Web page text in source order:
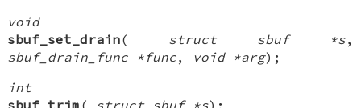
void
sbuf_set_drain( struct sbuf *s,
sbuf_drain_func *func, void *arg);
int
sbuf_trim ( struct sbuf *s);